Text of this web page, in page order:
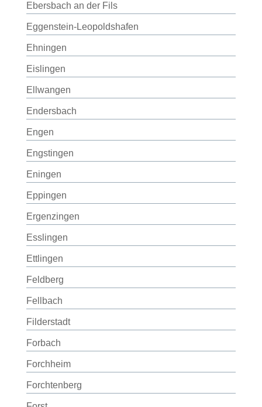
Ebersbach an der Fils
Eggenstein-Leopoldshafen
Ehningen
Eislingen
Ellwangen
Endersbach
Engen
Engstingen
Eningen
Eppingen
Ergenzingen
Esslingen
Ettlingen
Feldberg
Fellbach
Filderstadt
Forbach
Forchheim
Forchtenberg